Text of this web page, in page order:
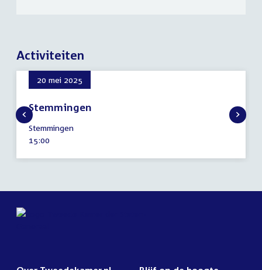
Activiteiten
20 mei 2025
Stemmingen
20
mei
2025
Stemmingen
Tijd
15:00